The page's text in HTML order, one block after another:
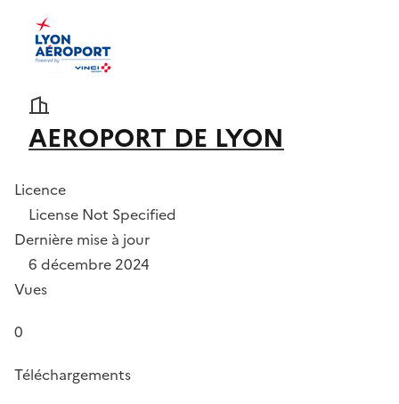
AEROPORT DE LYON
Licence
License Not Specified
Dernière mise à jour
6 décembre 2024
Vues
0
Téléchargements